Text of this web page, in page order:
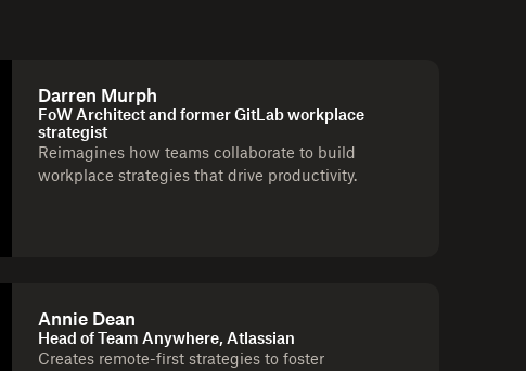
Darren Murph
FoW Architect and former GitLab workplace
strategist
Reimagines how teams collaborate to build
workplace strategies that drive productivity.
Annie Dean
Head of Team Anywhere, Atlassian
Creates remote-first strategies to foster